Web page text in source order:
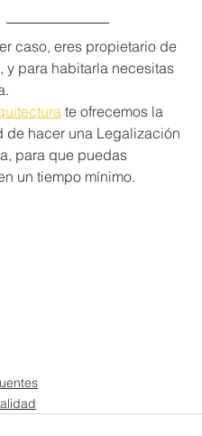
caso, eres propietario de
y para habitarla necesitas
te ofrecemos la
de hacer una Legalización
para que puedas
un tiempo mínimo.